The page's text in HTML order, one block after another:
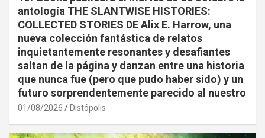
antología THE SLANTWISE HISTORIES:
COLLECTED STORIES DE Alix E. Harrow, una
nueva colección fantástica de relatos
inquietantemente resonantes y desafiantes
saltan de la página y danzan entre una historia
que nunca fue (pero que pudo haber sido) y un
futuro sorprendentemente parecido al nuestro
01/08/2026 Distópolis